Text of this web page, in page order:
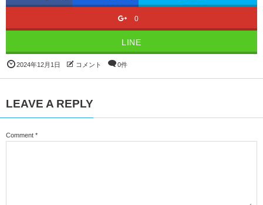
0
LINE
2024年12月1日 コメント 0件
LEAVE A REPLY
Comment *